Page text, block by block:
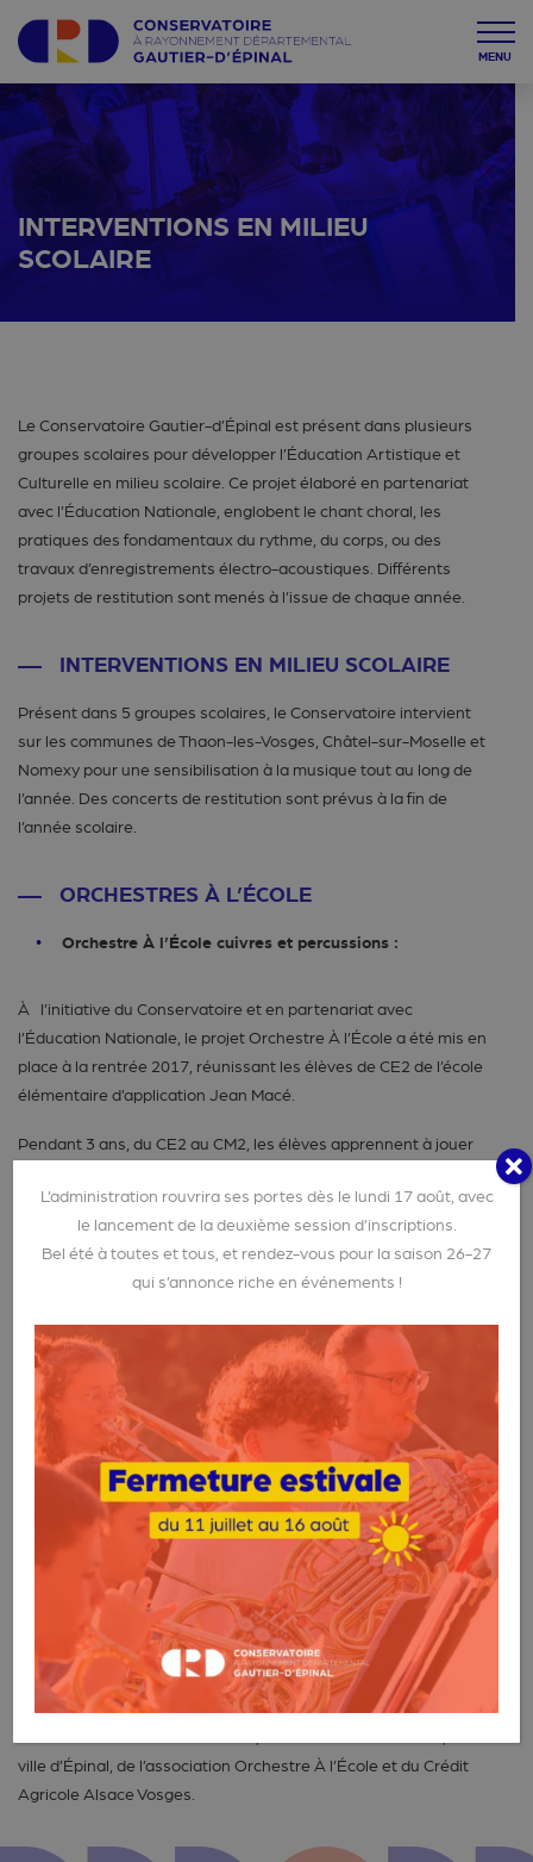
MENU
INTERVENTIONS EN MILIEU
SCOLAIRE
Le Conservatoire Gautier-d’Épinal est présent dans plusieurs
groupes scolaires pour développer l’Éducation Artistique et
Culturelle en milieu scolaire. Ce projet élaboré en partenariat
avec l’Éducation Nationale, englobent le chant choral, les
pratiques des fondamentaux du rythme, du corps, ou des
travaux d’enregistrements électro-acoustiques. Différents
projets de restitution sont menés à l’issue de chaque année.
INTERVENTIONS EN MILIEU SCOLAIRE
Présent dans 5 groupes scolaires, le Conservatoire intervient
sur les communes de Thaon-les-Vosges, Châtel-sur-Moselle et
Nomexy pour une sensibilisation à la musique tout au long de
l’année. Des concerts de restitution sont prévus à la fin de
l’année scolaire.
ORCHESTRES À L’ÉCOLE
Orchestre À l’École cuivres et percussions :
À l’initiative du Conservatoire et en partenariat avec
l’Éducation Nationale, le projet Orchestre À l’École a été mis en
place à la rentrée 2017, réunissant les élèves de CE2 de l’école
élémentaire d’application Jean Macé.
Pendant 3 ans, du CE2 au CM2, les élèves apprennent à jouer
les cuivres et percussions. Chaque semaine, sur le temps
scolaire, les enfants participent à deux séances de pratique
musicale : une heure par groupe instrumental et une heure en
Pour les élèves de cette école, la création de cet orchestre à
l’école constitue un véritable projet musical et pédagogique. Il
est le premier mis en place à Épinal, rejoignant la liste des 1049
Orchestres à l’École qui jouent sur le territoire français.
Il est soutenu par l’association Orchestre à l’École, l’Éducation
Nationale et le Crédit Mutuel Enseignant.
Orchestre À l’École bois et percussions :
Le Conservatoire Gautier-d’Épinal s’associe à l’école
élémentaire du Champbeauvert pour lancer son deuxième
Orchestre À l’École, dédié aux bois et percussions. On
retrouvera le basson, la clarinette, la flûte traversière, la flûte à
bec et la batterie. Avec le soutien de la Direction générale des
ville d’Épinal, de l’association Orchestre À l’École et du Crédit
Agricole Alsace Vosges.
L’administration rouvrira ses portes dès le lundi 17 août, avec
le lancement de la deuxième session d’inscriptions.
Bel été à toutes et tous, et rendez-vous pour la saison 26-27
qui s’annonce riche en événements !